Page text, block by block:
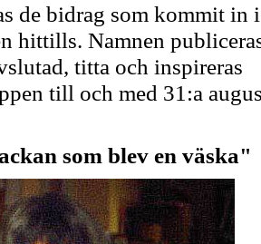
de bidrag som kommit in
hittills. Namnen
titta och inspireras
till och med 31:a
som blev en väska"